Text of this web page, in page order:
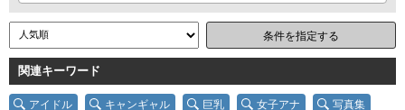
条件を指定する
関連キーワード
アイドル キャンギャル 巨乳 女子アナ 写真集